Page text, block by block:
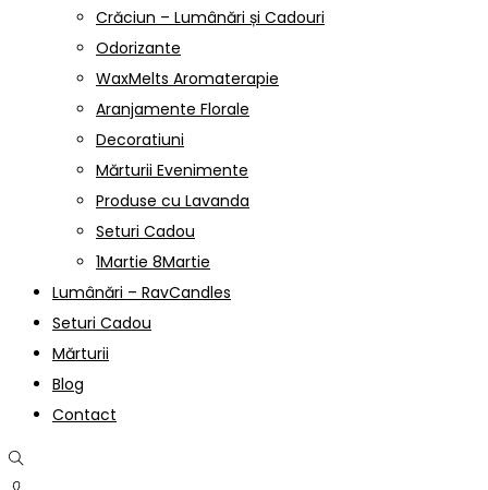
Crăciun – Lumânări și Cadouri
Odorizante
WaxMelts Aromaterapie
Aranjamente Florale
Decoratiuni
Mărturii Evenimente
Produse cu Lavanda
Seturi Cadou
1Martie 8Martie
Lumânări – RavCandles
Seturi Cadou
Mărturii
Blog
Contact